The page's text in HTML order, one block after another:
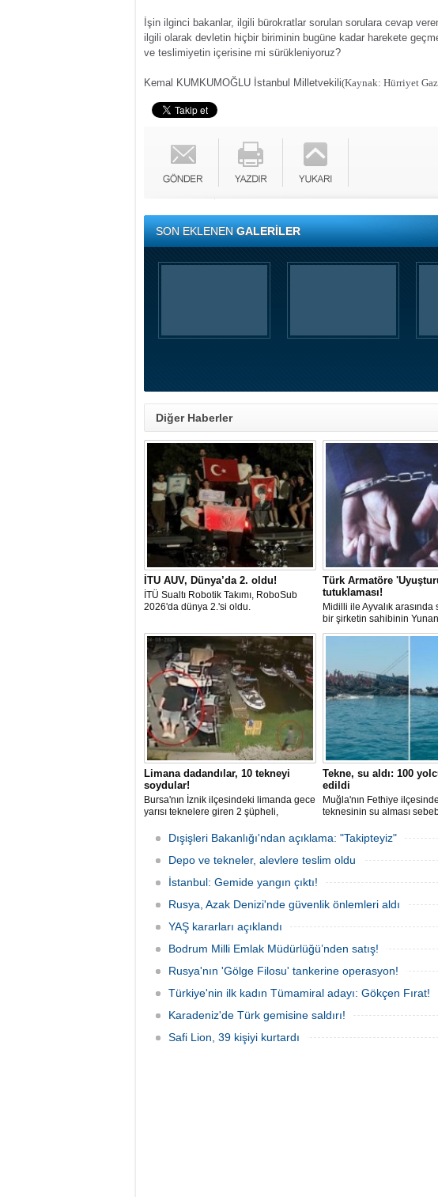
İşin ilginci bakanlar, ilgili bürokratlar sorulan sorulara cevap
ilgili olarak devletin hiçbir biriminin bugüne kadar harekete
ve teslimiyetin içerisine mi sürükleniyoruz?
Kemal KUMKUMOĞLU İstanbul Milletvekili(Kaynak: Hürriyet
SON EKLENENGALERİLER
Diğer Haberler
İTU AUV, Dünya’da 2. oldu!
İTÜ Sualtı Robotik Takımı, RoboSub
2026'da dünya 2.'si oldu.
Türk Armatöre
tutuklaması!
Midilli ile Ayvalık arasında
bir şirketin sahibinin
tutuklandığı bildirildi.
Limana dadandılar, 10 tekneyi
soydular!
Bursa'nın İznik ilçesindeki limanda gece
yarısı teknelere giren 2 şüpheli,
çaldı. Olay, güvenlik kameralarına
yansıdı, tekne sahiplerinin ihbarıyla
jandarma inceleme başlattı.
Tekne, su aldı: 100
edildi
Muğla'nın Fethiye
teknesinin su alması
teknenin batmaması için
kurtarma çalışması
Dışişleri Bakanlığı'ndan açıklama: "Takipteyiz"
Depo ve tekneler, alevlere teslim oldu
İstanbul: Gemide yangın çıktı!
Rusya, Azak Denizi'nde güvenlik önlemleri aldı
YAŞ kararları açıklandı
Bodrum Milli Emlak Müdürlüğü’nden satış!
Rusya'nın 'Gölge Filosu' tankerine operasyon!
Türkiye'nin ilk kadın Tümamiral adayı: Gökçen Fırat!
Karadeniz'de Türk gemisine saldırı!
Safi Lion, 39 kişiyi kurtardı